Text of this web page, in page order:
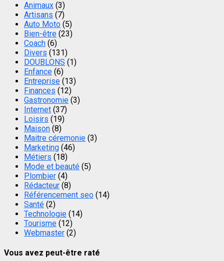
Animaux (3)
Artisans (7)
Auto Moto (5)
Bien-être (23)
Coach (6)
Divers (131)
DOUBLONS (1)
Enfance (6)
Entreprise (13)
Finances (12)
Gastronomie (3)
Internet (37)
Loisirs (19)
Maison (8)
Maitre céremonie (3)
Marketing (46)
Métiers (18)
Mode et beauté (5)
Plombier (4)
Rédacteur (8)
Référencement seo (14)
Santé (2)
Technologie (14)
Tourisme (12)
Webmaster (2)
Vous avez peut-être raté